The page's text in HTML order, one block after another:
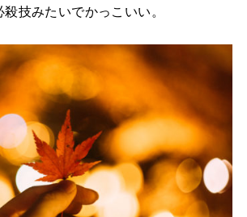
技みたいでかっこいい。